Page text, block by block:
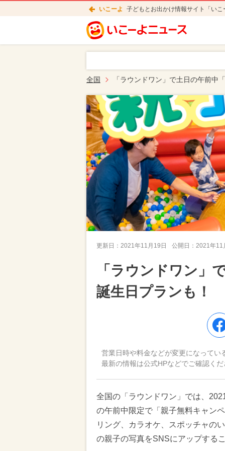
いこーよ 子どもとお出かけ情報サイト「い
全国 「ラウンドワン」で土日の午前
更新日： 2021年11月19日 公開日： 2021年11
「ラウンドワン
誕生日プランも！
営業日時や料金などが変更になってい
最新の情報は公式HPなどでご確認く
全国の「ラウンドワン」では、
の午前中限定で「親子無料キャン
リング、カラオケ、スポッチャの
の親子の写真をSNSにアップする